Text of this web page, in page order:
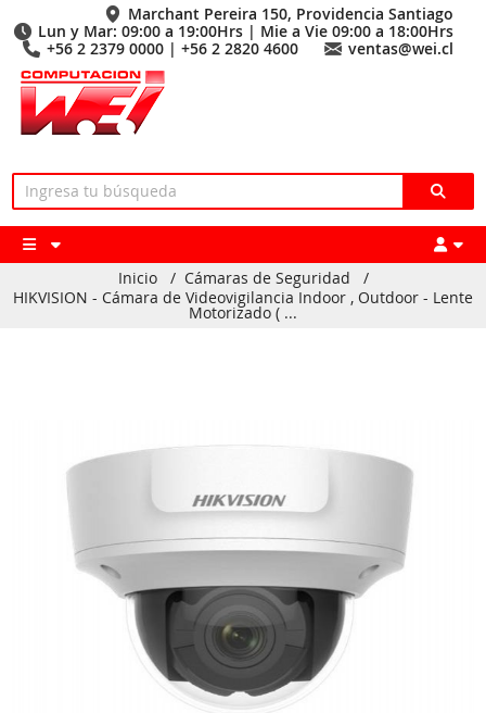
Marchant Pereira 150, Providencia Santiago
Lun y Mar: 09:00 a 19:00Hrs | Mie a Vie 09:00 a 18:00Hrs
+56 2 2379 0000 | +56 2 2820 4600
ventas@wei.cl
Inicio / Cámaras de Seguridad
/
HIKVISION - Cámara de Videovigilancia Indoor , Outdoor - Lente
Motorizado ( ...